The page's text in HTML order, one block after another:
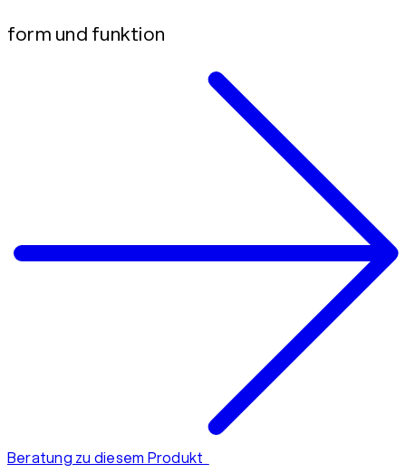
form und funktion
Beratung zu diesem Produkt